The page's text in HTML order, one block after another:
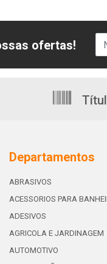
ofertas!
Departamentos
ABRASIVOS
ACESSORIOS PARA
ADESIVOS
AGRICOLA E JARDINAGEM
AUTOMOTIVO